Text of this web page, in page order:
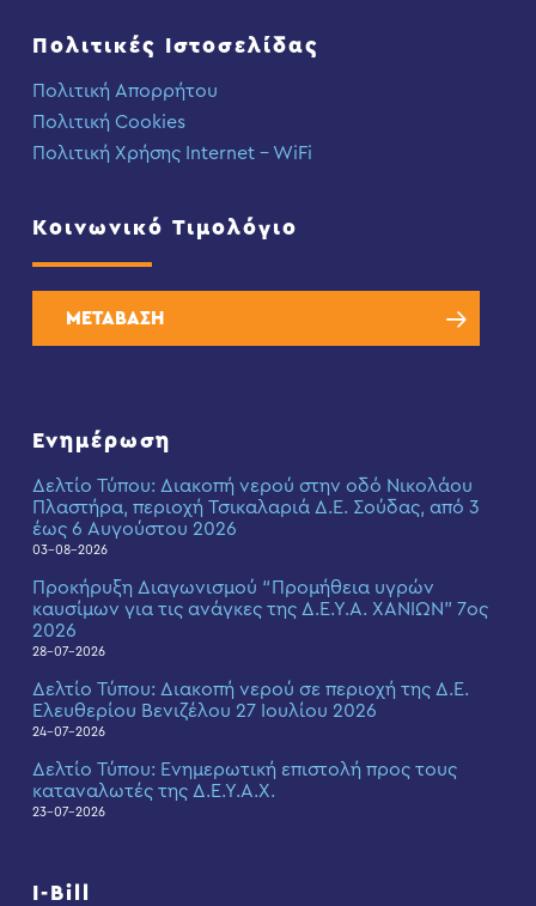
Πολιτικές Ιστοσελίδας
Πολιτική Απορρήτου
Πολιτική Cookies
Πολιτική Χρήσης Internet – WiFi
Κοινωνικό Τιμολόγιο
ΜΕΤΑΒΑΣΗ
Ενημέρωση
Δελτίο Τύπου: Διακοπή νερού στην οδό Νικολάου
Πλαστήρα, περιοχή Τσικαλαριά Δ.Ε. Σούδας, από 3
έως 6 Αυγούστου 2026
03-08-2026
Προκήρυξη Διαγωνισμού “Προμήθεια υγρών
καυσίμων για τις ανάγκες της Δ.Ε.Υ.Α. ΧΑΝΙΩΝ” 7ος
2026
28-07-2026
Δελτίο Τύπου: Διακοπή νερού σε περιοχή της Δ.Ε.
Ελευθερίου Βενιζέλου 27 Ιουλίου 2026
24-07-2026
Δελτίο Τύπου: Eνημερωτική επιστολή προς τους
καταναλωτές της Δ.Ε.Υ.Α.Χ.
23-07-2026
I-Bill